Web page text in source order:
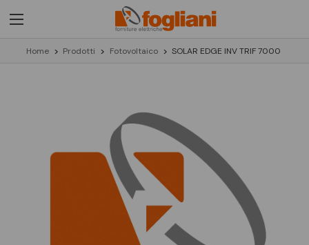
Home Prodotti Fotovoltaico SOLAR EDGE INV TRIF 7000